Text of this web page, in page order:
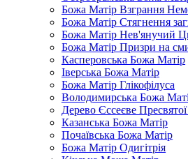
Божа Матір Взграння
Божа Матір Стягнення
Божа Матір Нев'янучий
Божа Матір Призри на
Касперовська Божа Матір
Іверська Божа Матір
Божа Матір Глікофілуса
Володимирська Божа
Дерево Єссеєве
Казанська Божа Матір
Почаївська Божа Матір
Божа Матір Одигітрія